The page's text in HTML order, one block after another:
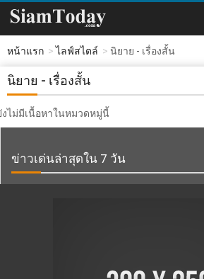
หน้าแรก ไลฟ์สไตล์ นิยาย - เรื่องสั้น
นิยาย - เรื่องสั้น
งไม่มีเนื้อหาในหมวดหมู่นี้
ข่าวเด่นล่าสุดใน 7 วัน